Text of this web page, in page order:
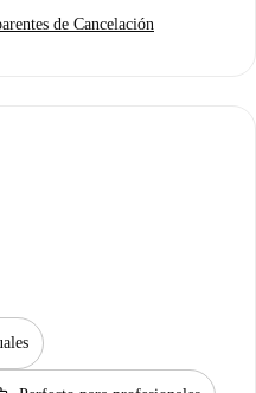
de Cancelación